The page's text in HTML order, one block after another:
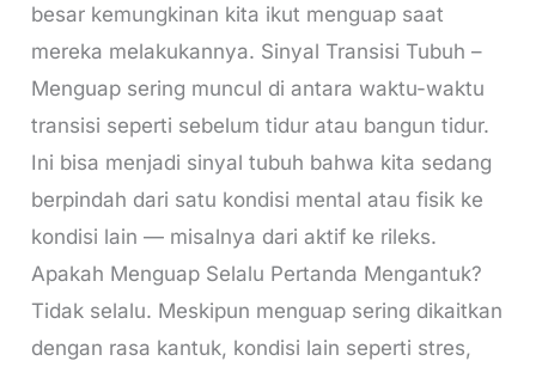
besar kemungkinan kita ikut menguap saat
mereka melakukannya. Sinyal Transisi Tubuh –
Menguap sering muncul di antara waktu-waktu
transisi seperti sebelum tidur atau bangun tidur.
Ini bisa menjadi sinyal tubuh bahwa kita sedang
berpindah dari satu kondisi mental atau fisik ke
kondisi lain — misalnya dari aktif ke rileks.
Apakah Menguap Selalu Pertanda Mengantuk?
Tidak selalu. Meskipun menguap sering dikaitkan
dengan rasa kantuk, kondisi lain seperti stres,